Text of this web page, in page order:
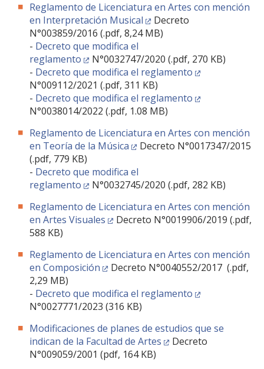
Reglamento de Licenciatura en Artes con mención
en Interpretación Musical
Decreto
N°003859/2016 (.pdf, 8,24 MB)
- Decreto que modifica el
reglamento
N°0032747/2020 (.pdf, 270 KB)
- Decreto que modifica el reglamento
N°009112/2021 (.pdf, 311 KB)
- Decreto que modifica el reglamento
N°0038014/2022 (.pdf, 1.08 MB)
Reglamento de Licenciatura en Artes con mención
en Teoría de la Música
Decreto N°0017347/2015
(.pdf, 779 KB)
- Decreto que modifica el
reglamento
N°0032745/2020 (.pdf, 282 KB)
Reglamento de Licenciatura en Artes con mención
en Artes Visuales
Decreto N°0019906/2019 (.pdf,
588 KB)
Reglamento de Licenciatura en Artes con mención
en Composición
Decreto N°0040552/2017 (.pdf,
2,29 MB)
- Decreto que modifica el reglamento
N°0027771/2023 (316 KB)
Modificaciones de planes de estudios que se
indican de la Facultad de Artes
Decreto
N°009059/2001 (pdf, 164 KB)